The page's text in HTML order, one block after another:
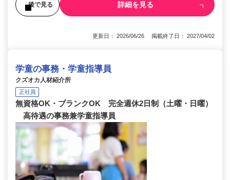
後で見る 詳細を見る
更新日： 2026/06/26 掲載終了日： 2027/04/02
学童の事務・学童指導員
クズオカ人材紹介所
正社員
無資格OK・ブランクOK 完全週休2日制（土曜・日曜）
高待遇の事務兼学童指導員